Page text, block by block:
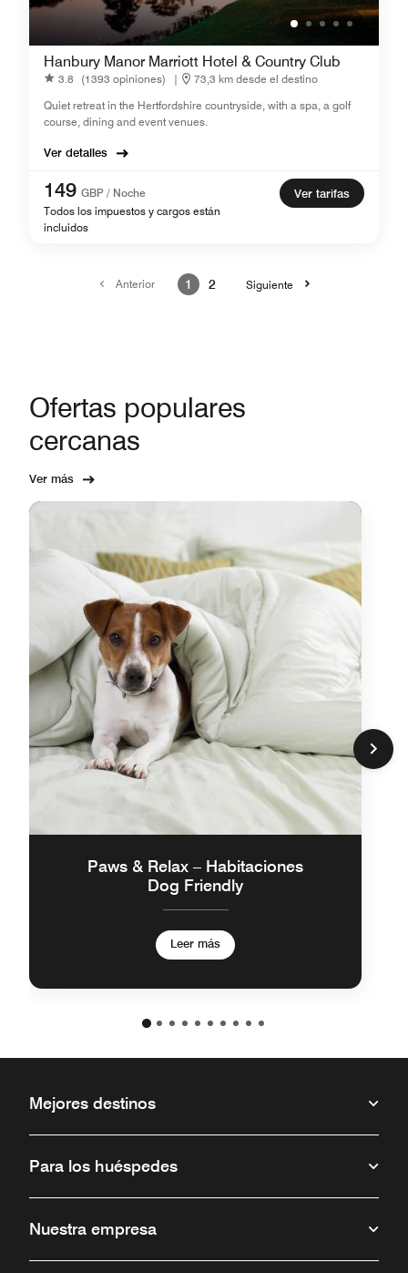
Hanbury Manor Marriott Hotel & Country Club
3.8 (1393 opiniones) |
73,3 km desde el destino
Quiet retreat in the Hertfordshire countryside, with a spa, a golf
course, dining and event venues.
Ver detalles
149 GBP / Noche
Todos los impuestos y cargos están
incluidos
Ver tarifas
Anterior 1 2 Siguiente
Ofertas populares
cercanas
Ver más
Paws & Relax – Habitaciones
Dog Friendly
Leer más
Mejores destinos
Para los huéspedes
Nuestra empresa